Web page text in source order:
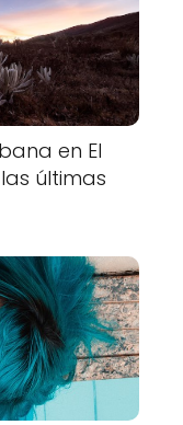
en El
últimas